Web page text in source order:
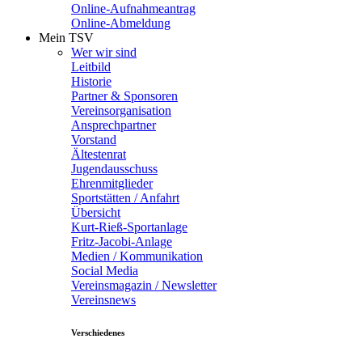
Online-Aufnahmeantrag
Online-Abmeldung
Mein TSV
Wer wir sind
Leitbild
Historie
Partner & Sponsoren
Vereinsorganisation
Ansprechpartner
Vorstand
Ältestenrat
Jugendausschuss
Ehrenmitglieder
Sportstätten / Anfahrt
Übersicht
Kurt-Rieß-Sportanlage
Fritz-Jacobi-Anlage
Medien / Kommunikation
Social Media
Vereinsmagazin / Newsletter
Vereinsnews
Verschiedenes